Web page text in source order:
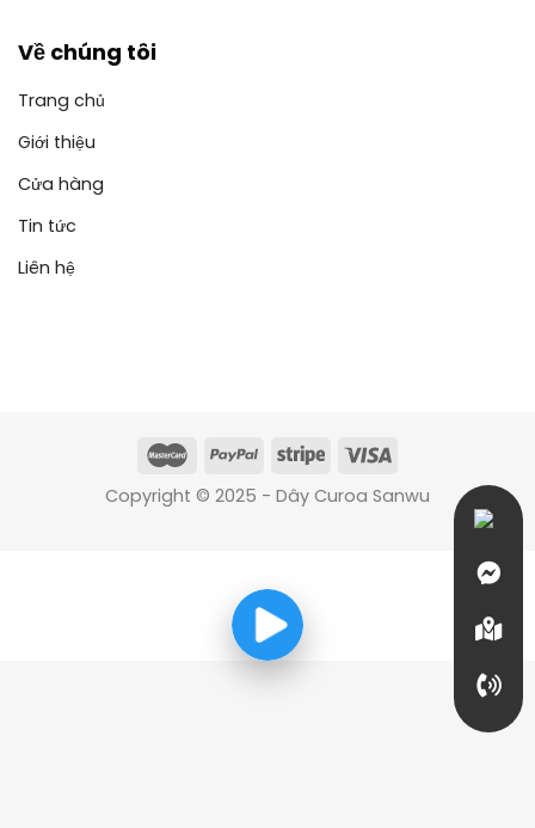
Về chúng tôi
Trang chủ
Giới thiệu
Cửa hàng
Tin tức
Liên hệ
Copyright © 2025 - Dây Curoa Sanwu